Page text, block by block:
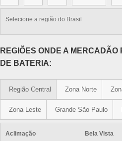
Selecione a região do Brasil
REGIÕES ONDE A
DE BATERIA:
Região Central Zona Norte
Zona Leste Grande São Paulo
Aclimação
Bela Vista